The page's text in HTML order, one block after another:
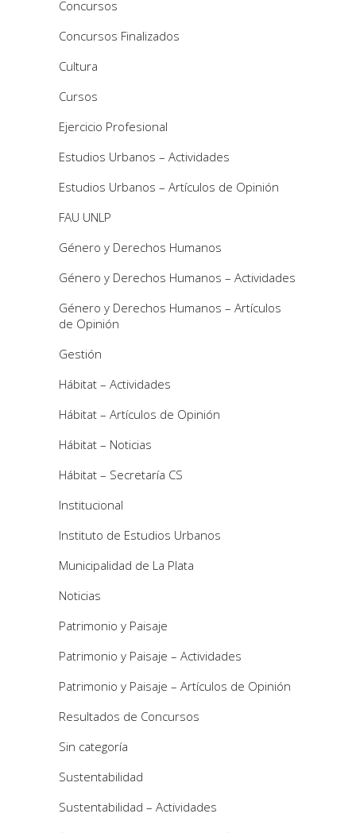
Concursos
Concursos Finalizados
Cultura
Cursos
Ejercicio Profesional
Estudios Urbanos – Actividades
Estudios Urbanos – Artículos de Opinión
FAU UNLP
Género y Derechos Humanos
Género y Derechos Humanos – Actividades
Género y Derechos Humanos – Artículos
de Opinión
Gestión
Hábitat – Actividades
Hábitat – Artículos de Opinión
Hábitat – Noticias
Hábitat – Secretaría CS
Institucional
Instituto de Estudios Urbanos
Municipalidad de La Plata
Noticias
Patrimonio y Paisaje
Patrimonio y Paisaje – Actividades
Patrimonio y Paisaje – Artículos de Opinión
Resultados de Concursos
Sin categoría
Sustentabilidad
Sustentabilidad – Actividades